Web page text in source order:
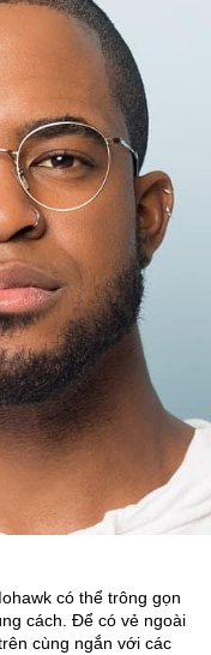
có thể trông gọn
cách. Để có vẻ ngoài
cùng ngắn với các